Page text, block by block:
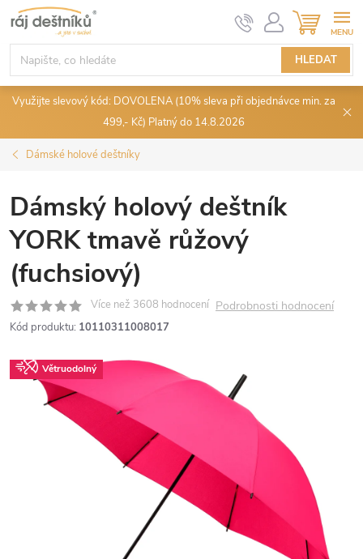
Přejít
na
obsah
HLEDAT
KOŠÍK
Využijte slevový kód: DOVOLENA (10% sleva při objednávce min. za
499,- Kč) Platný do 14.8.2026
Dámské holové deštníky
Dámský holový deštník
YORK tmavě růžový
(fuchsiový)
Podrobnosti hodnocení
Kód produktu: 10110311008017
Větruodolný